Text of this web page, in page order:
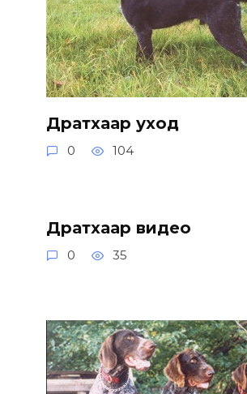
Дратхаар уход
0 104
Дратхаар видео
0 35